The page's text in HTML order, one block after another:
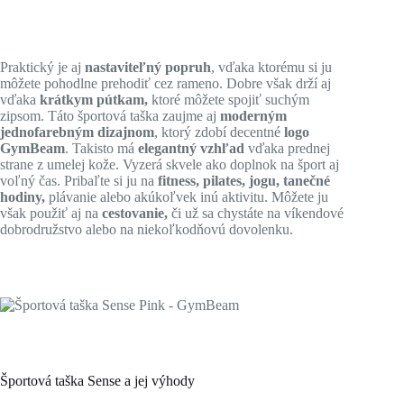
Praktický je aj nastaviteľný popruh, vďaka ktorému si ju
môžete pohodlne prehodiť cez rameno. Dobre však drží aj
vďaka krátkym pútkam, ktoré môžete spojiť suchým
zipsom. Táto športová taška zaujme aj moderným
jednofarebným dizajnom, ktorý zdobí decentné logo
GymBeam. Takisto má elegantný vzhľad vďaka prednej
strane z umelej kože. Vyzerá skvele ako doplnok na šport aj
voľný čas. Pribaľte si ju na fitness, pilates, jogu, tanečné
hodiny, plávanie alebo akúkoľvek inú aktivitu. Môžete ju
však použiť aj na cestovanie, či už sa chystáte na víkendové
dobrodružstvo alebo na niekoľkodňovú dovolenku.
Športová taška Sense a jej výhody